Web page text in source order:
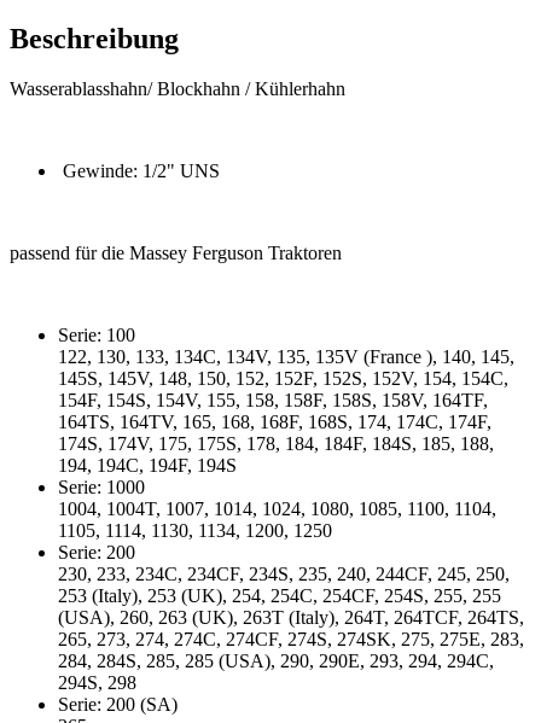
Beschreibung
Wasserablasshahn/ Blockhahn / Kühlerhahn
Gewinde: 1/2" UNS
passend für die Massey Ferguson Traktoren
Serie: 100
122, 130, 133, 134C, 134V, 135, 135V (France ), 140, 145,
145S, 145V, 148, 150, 152, 152F, 152S, 152V, 154, 154C,
154F, 154S, 154V, 155, 158, 158F, 158S, 158V, 164TF,
164TS, 164TV, 165, 168, 168F, 168S, 174, 174C, 174F,
174S, 174V, 175, 175S, 178, 184, 184F, 184S, 185, 188,
194, 194C, 194F, 194S
Serie: 1000
1004, 1004T, 1007, 1014, 1024, 1080, 1085, 1100, 1104,
1105, 1114, 1130, 1134, 1200, 1250
Serie: 200
230, 233, 234C, 234CF, 234S, 235, 240, 244CF, 245, 250,
253 (Italy), 253 (UK), 254, 254C, 254CF, 254S, 255, 255
(USA), 260, 263 (UK), 263T (Italy), 264T, 264TCF, 264TS,
265, 273, 274, 274C, 274CF, 274S, 274SK, 275, 275E, 283,
284, 284S, 285, 285 (USA), 290, 290E, 293, 294, 294C,
294S, 298
Serie: 200 (SA)